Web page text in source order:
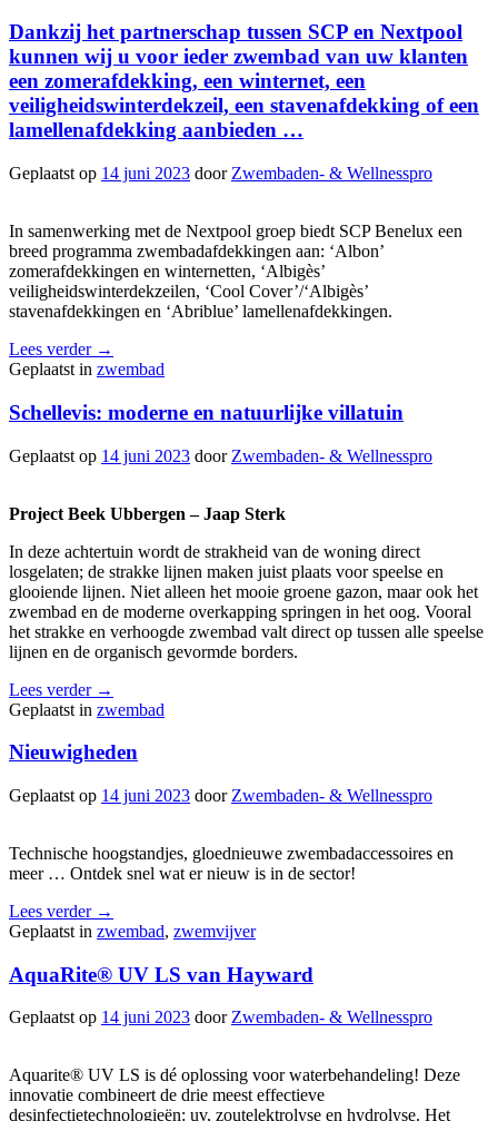
Dankzij het partnerschap tussen SCP en Nextpool
kunnen wij u voor ieder zwembad van uw klanten
een zomerafdekking, een winternet, een
veiligheidswinterdekzeil, een stavenafdekking of een
lamellenafdekking aanbieden …
Geplaatst op 14 juni 2023 door Zwembaden- & Wellnesspro
In samenwerking met de Nextpool groep biedt SCP Benelux een
breed programma zwembadafdekkingen aan: ‘Albon’
zomerafdekkingen en winternetten, ‘Albigès’
veiligheidswinterdekzeilen, ‘Cool Cover’/‘Albigès’
stavenafdekkingen en ‘Abriblue’ lamellenafdekkingen.
Lees verder →
Geplaatst in zwembad
Schellevis: moderne en natuurlijke villatuin
Geplaatst op 14 juni 2023 door Zwembaden- & Wellnesspro
Project Beek Ubbergen – Jaap Sterk
In deze achtertuin wordt de strakheid van de woning direct
losgelaten; de strakke lijnen maken juist plaats voor speelse en
glooiende lijnen. Niet alleen het mooie groene gazon, maar ook het
zwembad en de moderne overkapping springen in het oog. Vooral
het strakke en verhoogde zwembad valt direct op tussen alle speelse
lijnen en de organisch gevormde borders.
Lees verder →
Geplaatst in zwembad
Nieuwigheden
Geplaatst op 14 juni 2023 door Zwembaden- & Wellnesspro
Technische hoogstandjes, gloednieuwe zwembadaccessoires en
meer … Ontdek snel wat er nieuw is in de sector!
Lees verder →
Geplaatst in zwembad, zwemvijver
AquaRite® UV LS van Hayward
Geplaatst op 14 juni 2023 doorZwembaden- & Wellnesspro
Aquarite® UV LS is dé oplossing voor waterbehandeling! Deze
innovatie combineert de drie meest effectieve
desinfectietechnologieën: uv, zoutelektrolyse en hydrolyse. Het